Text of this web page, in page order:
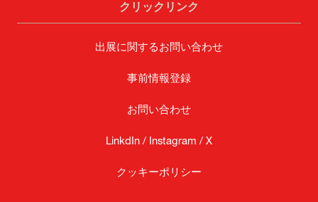
クリックリンク
出展に関するお問い合わせ
事前情報登録
お問い合わせ
LinkdIn / Instagram / X
クッキーポリシー